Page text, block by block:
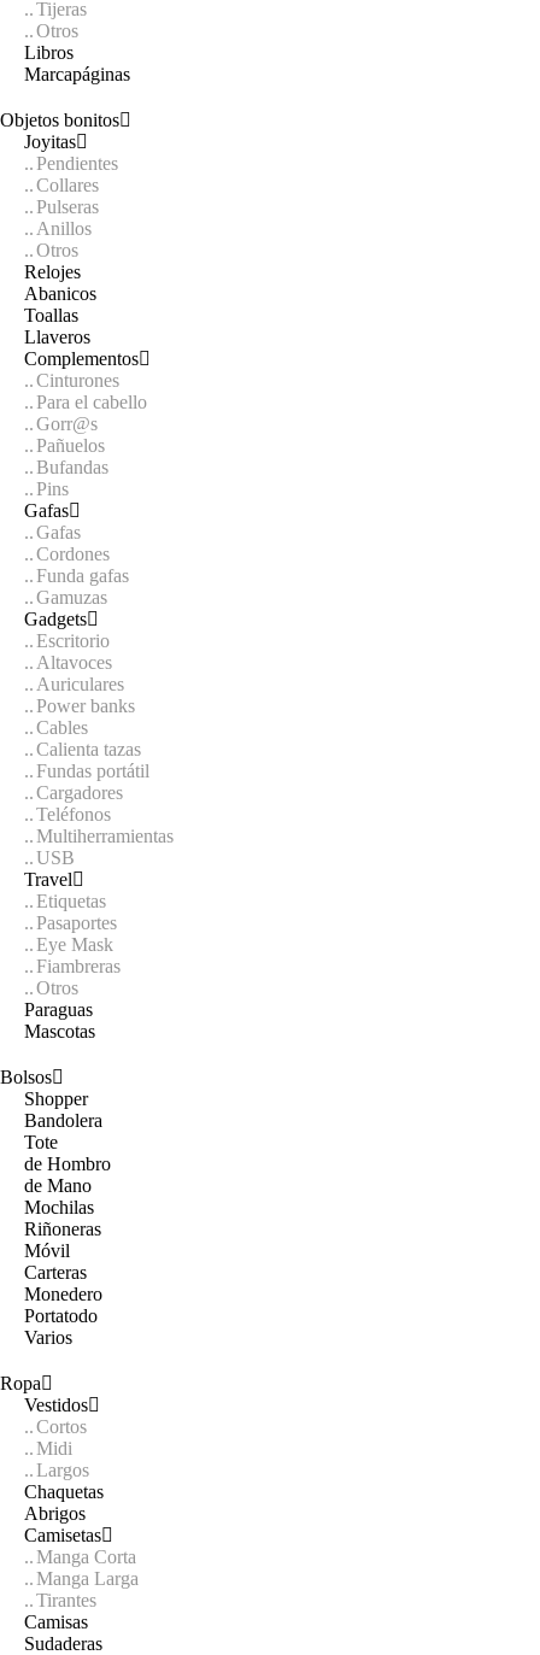
Tijeras
Otros
Libros
Marcapáginas
Objetos bonitos
Joyitas
Pendientes
Collares
Pulseras
Anillos
Otros
Relojes
Abanicos
Toallas
Llaveros
Complementos
Cinturones
Para el cabello
Gorr@s
Pañuelos
Bufandas
Pins
Gafas
Gafas
Cordones
Funda gafas
Gamuzas
Gadgets
Escritorio
Altavoces
Auriculares
Power banks
Cables
Calienta tazas
Fundas portátil
Cargadores
Teléfonos
Multiherramientas
USB
Travel
Etiquetas
Pasaportes
Eye Mask
Fiambreras
Otros
Paraguas
Mascotas
Bolsos
Shopper
Bandolera
Tote
de Hombro
de Mano
Mochilas
Riñoneras
Móvil
Carteras
Monedero
Portatodo
Varios
Ropa
Vestidos
Cortos
Midi
Largos
Chaquetas
Abrigos
Camisetas
Manga Corta
Manga Larga
Tirantes
Camisas
Sudaderas